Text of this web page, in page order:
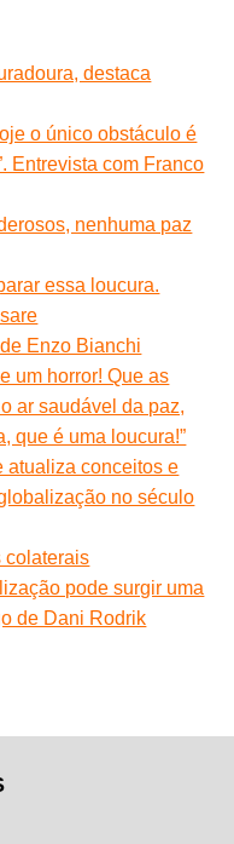
destaca
o único obstáculo é
Entrevista com Franco
nenhuma paz
essa loucura.
Enzo Bianchi
um horror! Que as
ar saudável da paz,
que é uma loucura!”
atualiza conceitos e
no século
colaterais
pode surgir uma
de Dani Rodrik